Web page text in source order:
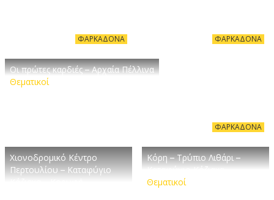
ΦΑΡΚΑΔΌΝΑ
Οι πρώτες καρδιές – Αρχαία Πέλλινα
Θεματικοί
ΦΑΡΚΑΔΌΝΑ
ΦΑΡΚΑΔΌΝΑ
Χιονοδρομικό Κέντρο
Περτουλίου – Καταφύγιο
Κόρη – Τρύπιο Λιθάρι –
Θεματικοί